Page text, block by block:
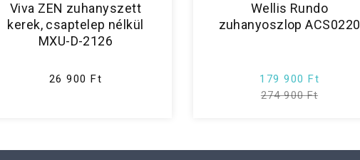
Viva ZEN zuhanyszett
kerek, csaptelep nélkül
MXU-D-2126
26 900 Ft
Wellis Rundo
zuhanyoszlop ACS0220
179 900 Ft
274 900 Ft